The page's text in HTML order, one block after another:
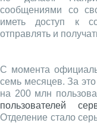
сообщениями со
иметь доступ к
отправлять и
С момента
семь месяцев. За
на 200 млн
пользователей
Отделение стало